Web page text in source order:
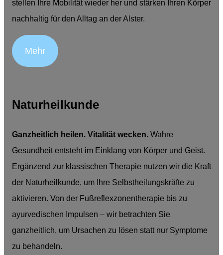
stellen Ihre Mobilität wieder her und stärken Ihren Körper
nachhaltig für den Alltag an der Alster.
Mehr
Naturheilkunde
Ganzheitlich heilen. Vitalität wecken. Wahre
Gesundheit entsteht im Einklang von Körper und Geist.
Ergänzend zur klassischen Therapie nutzen wir die Kraft
der Naturheilkunde, um Ihre Selbstheilungskräfte zu
aktivieren. Von der Fußreflexzonentherapie bis zu
ayurvedischen Impulsen – wir betrachten Sie
ganzheitlich, um Ursachen zu lösen statt nur Symptome
zu behandeln.